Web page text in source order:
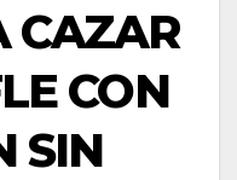
CAZAR
CON
SIN